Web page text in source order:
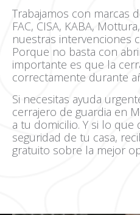
Trabajamos con marcas
FAC, CISA, KABA,
nuestras intervenciones
Porque no basta con
importante es que la
correctamente durante
Si necesitas ayuda
cerrajero de guardia en
a tu domicilio. Y si lo
seguridad de tu casa,
gratuito sobre la mejor